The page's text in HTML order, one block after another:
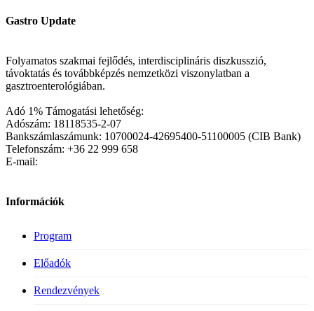
Gastro Update
Folyamatos szakmai fejlődés, interdisciplináris diszkusszió,
távoktatás és továbbképzés nemzetközi viszonylatban a
gasztroenterológiában.
Adó 1% Támogatási lehetőség:
Adószám: 18118535-2-07
Bankszámlaszámunk: 10700024-42695400-51100005 (CIB Bank)
Telefonszám: +36 22 999 658
E-mail:
Információk
Program
Előadók
Rendezvények